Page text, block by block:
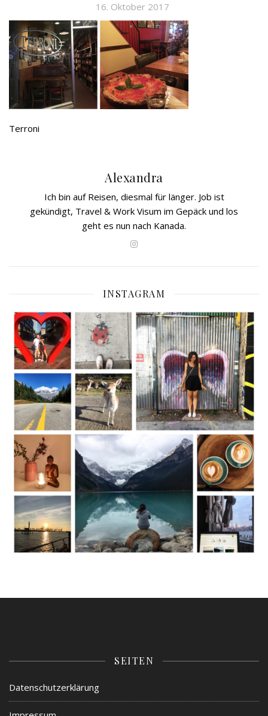
16. Oktober 2017
Terroni
Alexandra
Ich bin auf Reisen, diesmal für länger. Job ist
gekündigt, Travel & Work Visum im Gepäck und los
geht es nun nach Kanada.
INSTAGRAM
SEITEN
Datenschutzerklärung